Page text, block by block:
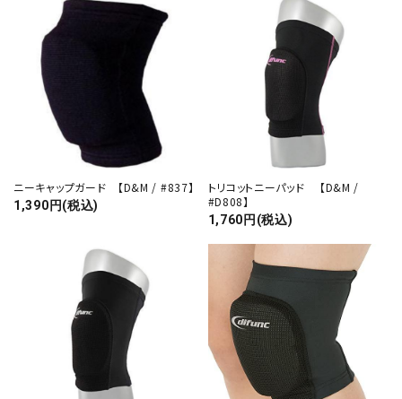
ニーキャップガード 【D&M / #837】
1,390円(税込)
トリコットニーパッド 【D&M /
#D808】
1,760円(税込)